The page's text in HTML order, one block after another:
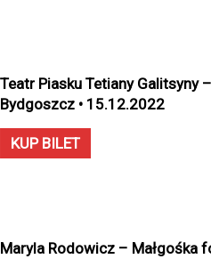
Teatr Piasku Tetiany Galitsyny
Bydgoszcz • 15.12.2022
KUP BILET
Maryla Rodowicz – Małgośka